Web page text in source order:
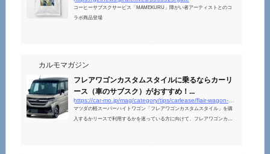
コーヒーサブスクサービス「MAMEKURU」障がい者アーティストとのコ
ラボ商品登場
カルモマガジン
フレアワゴンカスタムスタイルに乗るならカーリ
ース（車のサブスク）がおすすめ！...
https://car-mo.jp/mag/category/tips/carlease/flair-wagon-custom/
マツダの軽スーパーハイトワゴン「フレアワゴンカスタムスタイル」を購
入するかリースで利用するかを迷っている方に向けて、フレアワゴンカス